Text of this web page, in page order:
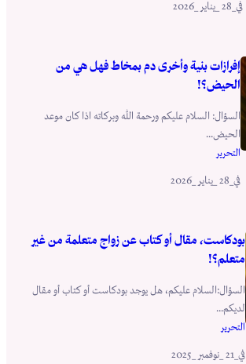
في_28 _يناير _2026
إفرازات بنية وأخرى دم بمخاط فهل هي من
الحيض؟!
السؤال: السلام عليكم ورحمة الله وبركاته اذا كان موعد
الحيض...
التحرير
في
بودكاست، مقال أو كتاب عن زواج متعلمة من غير
متعلم؟!
السؤال:السلام عليكم، هل يوجد بودكاست أو كتاب أو مقال
لديكم...
التحرير
في